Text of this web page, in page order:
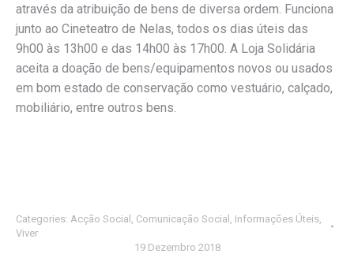
através da atribuição de bens de diversa ordem. Funciona
junto ao Cineteatro de Nelas, todos os dias úteis das
9h00 às 13h00 e das 14h00 às 17h00. A Loja Solidária
aceita a doação de bens/equipamentos novos ou usados
em bom estado de conservação como vestuário, calçado,
mobiliário, entre outros bens.
Categories: Acção Social Comunicação Social Informações Úteis
Viver
19 Dezembro 2018